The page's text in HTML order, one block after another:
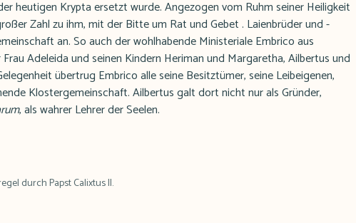
heutigen Krypta ersetzt wurde. Angezogen vom Ruhm seiner Heiligkeit
Zahl zu ihm, mit der Bitte um Rat und Gebet . Laienbrüder und -
an. So auch der wohlhabende Ministeriale Embrico aus
Adeleida und seinen Kindern Heriman und Margaretha, Ailbertus und
übertrug Embrico alle seine Besitztümer, seine Leibeigenen,
Klostergemeinschaft. Ailbertus galt dort nicht nur als Gründer,
, als wahrer Lehrer der Seelen.
durch Papst Calixtus II.